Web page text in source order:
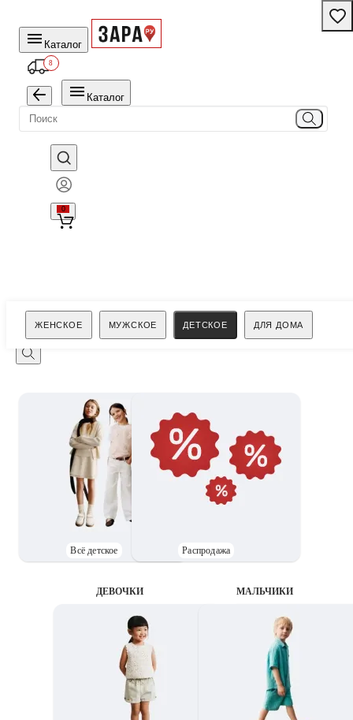
Каталог
8
Каталог
0
ЖЕНСКОЕ МУЖСКОЕ ДЕТСКОЕ ДЛЯ ДОМА
Поиск
Всё детское Распродажа
ДЕВОЧКИ MАЛЬЧИКИ